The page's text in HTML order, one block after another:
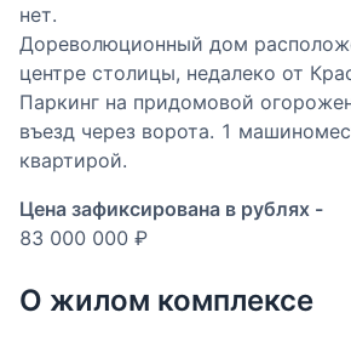
нет.
Дореволюционный дом
центре столицы, недалеко от
Паркинг на придомовой
въезд через ворота. 1
квартирой.
Цена зафиксирована в рублях -
83 000 000 ₽
О жилом комплексе